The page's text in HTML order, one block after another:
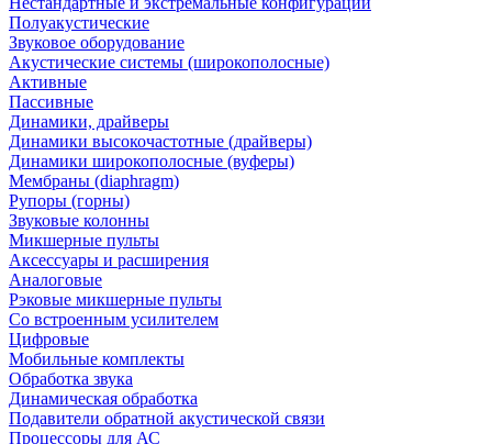
Полуакустические
Звуковое оборудование
Акустические системы (широкополосные)
Активные
Пассивные
Динамики, драйверы
Динамики высокочастотные (драйверы)
Динамики широкополосные (вуферы)
Мембраны (diaphragm)
Рупоры (горны)
Звуковые колонны
Микшерные пульты
Аксессуары и расширения
Аналоговые
Рэковые микшерные пульты
Со встроенным усилителем
Цифровые
Мобильные комплекты
Обработка звука
Динамическая обработка
Подавители обратной акустической связи
Процессоры для АС